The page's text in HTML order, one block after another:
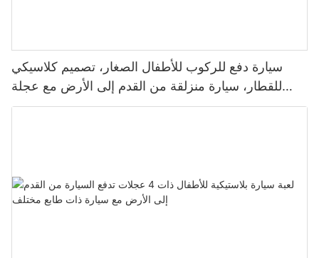
سيارة دفع للركوب للأطفال الصغار، تصميم كلاسيكي
للقطار، سيارة منزلقة من القدم إلى الأرض مع عجلة
قيادة وقرن